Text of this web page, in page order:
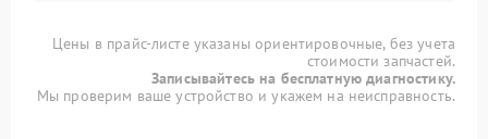
Цены в прайс-листе указаны ориентировочные, без учета
стоимости запчастей.
Записывайтесь на бесплатную диагностику.
Мы проверим ваше устройство и укажем на неисправность.